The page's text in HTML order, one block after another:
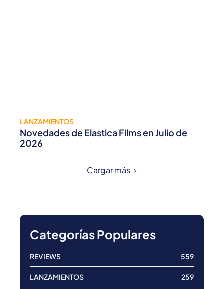
LANZAMIENTOS
Novedades de Elastica Films en Julio de
2026
Cargar más
Categorías Populares
REVIEWS 559
LANZAMIENTOS 259